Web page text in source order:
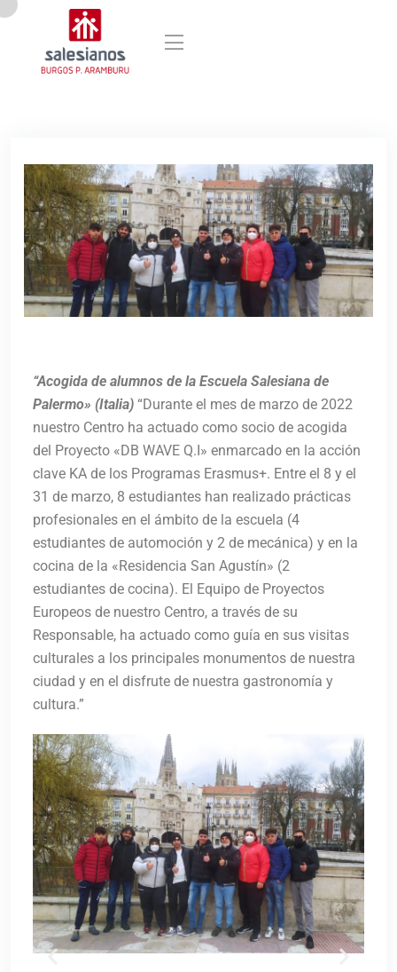
“Acogida de alumnos de la Escuela Salesiana de
Palermo» (Italia) “Durante el mes de marzo de 2022
nuestro Centro ha actuado como socio de acogida
del Proyecto «DB WAVE Q.I» enmarcado en la acción
clave KA de los Programas Erasmus+. Entre el 8 y el
31 de marzo, 8 estudiantes han realizado prácticas
profesionales en el ámbito de la escuela (4
estudiantes de automoción y 2 de mecánica) y en la
cocina de la «Residencia San Agustín» (2
estudiantes de cocina). El Equipo de Proyectos
Europeos de nuestro Centro, a través de su
Responsable, ha actuado como guía en sus visitas
culturales a los principales monumentos de nuestra
ciudad y en el disfrute de nuestra gastronomía y
cultura.”